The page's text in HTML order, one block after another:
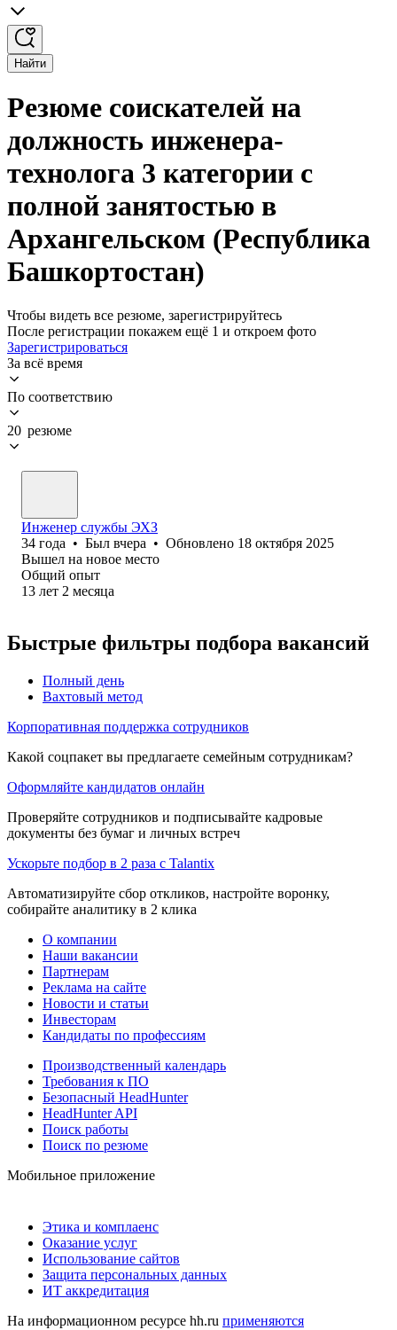
Найти
Резюме соискателей на
должность инженера-
технолога 3 категории с
полной занятостью в
Архангельском (Республика
Башкортостан)
Чтобы видеть все резюме, зарегистрируйтесь
После регистрации покажем ещё 1 и откроем фото
Зарегистрироваться
За всё время
По соответствию
20 резюме
Инженер службы ЭХЗ
34 года • Был вчера • Обновлено 18 октября 2025
Вышел на новое место
Общий опыт
13 лет 2 месяца
Быстрые фильтры подбора вакансий
Полный день
Вахтовый метод
Корпоративная поддержка сотрудников
Какой соцпакет вы предлагаете семейным сотрудникам?
Оформляйте кандидатов онлайн
Проверяйте сотрудников и подписывайте кадровые
документы без бумаг и личных встреч
Ускорьте подбор в 2 раза с Talantix
Автоматизируйте сбор откликов, настройте воронку,
собирайте аналитику в 2 клика
О компании
Наши вакансии
Партнерам
Реклама на сайте
Новости и статьи
Инвесторам
Кандидаты по профессиям
Производственный календарь
Требования к ПО
Безопасный HeadHunter
HeadHunter API
Поиск работы
Поиск по резюме
Мобильное приложение
Этика и комплаенс
Оказание услуг
Использование сайтов
Защита персональных данных
ИТ аккредитация
На информационном ресурсе hh.ru применяются